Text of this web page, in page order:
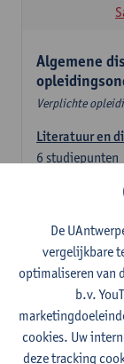
Algemene
Verplichte
Literatuur en
6 studiepunten
studiepunten
Lesgever(s):
Engels:
Engels:
De
vergelijkbare
optimaliseren van
b.v.
cookies. Uw
deze tracking